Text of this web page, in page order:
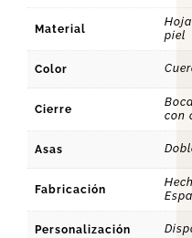
Material
piel
Color
Cierre
con
Asas
Fabricación
Personalización